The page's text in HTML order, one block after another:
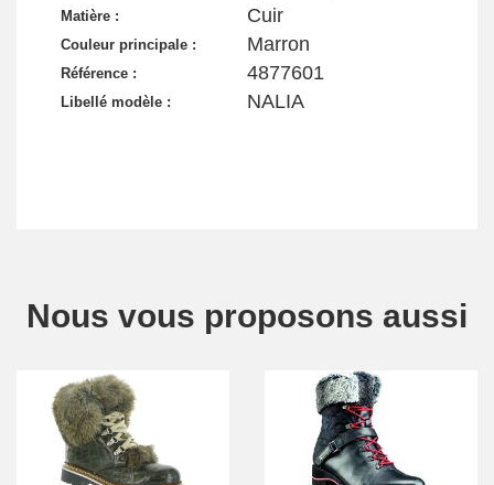
Matière : Cuir
Couleur principale : Marron
Référence : 4877601
Libellé modèle : NALIA
Nous vous proposons aussi